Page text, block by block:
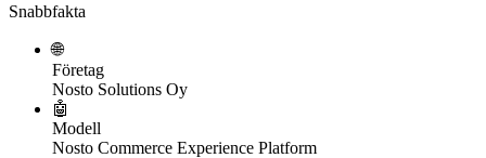
Snabbfakta
🌐
Företag
Nosto Solutions Oy
🤖
Modell
Nosto Commerce Experience Platform